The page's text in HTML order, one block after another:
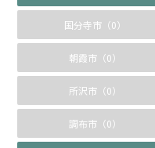
国分寺市（0）
朝霞市（0）
所沢市（0）
調布市（0）